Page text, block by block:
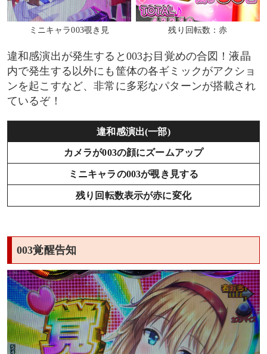
ミニキャラ003覗き見 残り回転数：赤
違和感演出が発生すると003お目覚めの合図！液晶
内で発生する以外にも筐体の各ギミックがアクショ
ンを起こすなど、非常に多彩なパターンが搭載され
ているぞ！
違和感演出(一部)
カメラが003の顔にズームアップ
ミニキャラの003が覗き見する
残り回転数表示が赤に変化
003覚醒告知